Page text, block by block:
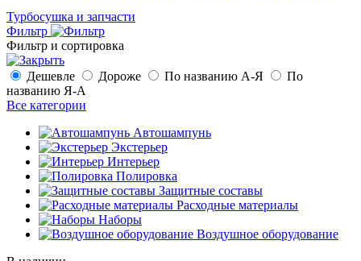
Турбосушка и запчасти
Фильтр
Фильтр и сортировка
Дешевле Дороже По названию А-Я
По
названию Я-А
Все категории
Автошампунь
Экстерьер
Интерьер
Полировка
Защитные составы
Расходные материалы
Наборы
Воздушное оборудование